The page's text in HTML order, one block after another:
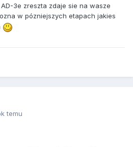
3e zreszta zdaje sie na wasze
w pózniejszych etapach jakies
temu